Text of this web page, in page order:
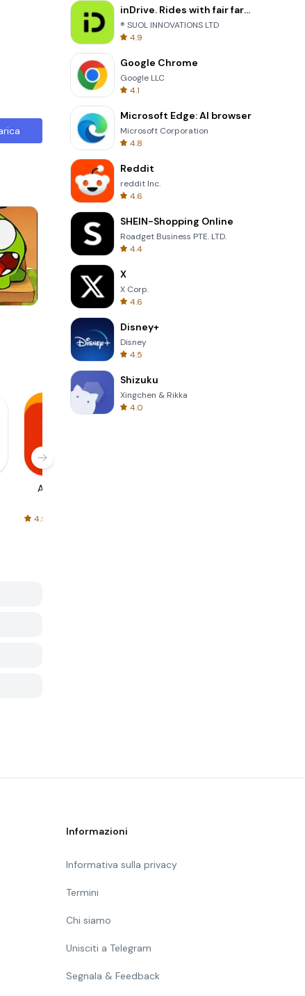
Wheel Of Fortune Quiz
AliExpress
4.5
inDrive. Rides with fair fares
® SUOL INNOVATIONS LTD
4.9
Google Chrome
Google LLC
4.1
Microsoft Edge: AI browser
Microsoft Corporation
4.8
Reddit
reddit Inc.
4.6
SHEIN-Shopping Online
Roadget Business PTE. LTD.
4.4
X
X Corp.
4.6
Disney+
Disney
4.5
Shizuku
Xingchen & Rikka
4.0
Informazioni
Informativa sulla privacy
Termini
Chi siamo
Unisciti a Telegram
Segnala & Feedback